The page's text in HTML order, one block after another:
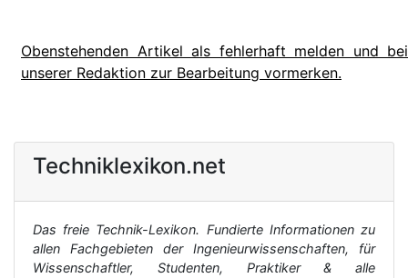
Obenstehenden Artikel als fehlerhaft melden und bei
unserer Redaktion zur Bearbeitung vormerken.
Techniklexikon.net
Das freie Technik-Lexikon. Fundierte Informationen zu
allen Fachgebieten der Ingenieurwissenschaften, für
Wissenschaftler, Studenten, Praktiker & alle